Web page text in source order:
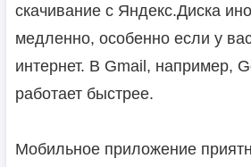
скачивание с Яндекс.Диска
медленно, особенно если у
интернет. В Gmail, например,
работает быстрее.
Мобильное приложение